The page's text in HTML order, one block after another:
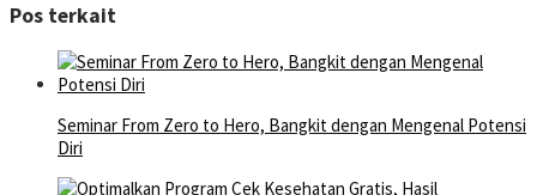
Pos terkait
Seminar From Zero to Hero, Bangkit dengan Mengenal Potensi
Diri